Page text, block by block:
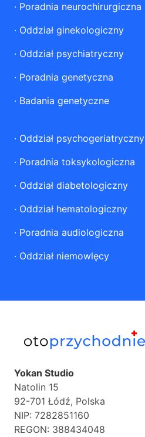
· Poradnia neurochirurgiczna
· Oddział ginekologiczny
· Oddział psychiatryczny
· Poradnia genetyczna
· Badania genetyczne
· Oddział psychogeriatryczny
· Poradnia toksykologiczna
· Oddział diabetologiczny
· Oddział hematologiczny
· Poradnia audiologiczna
· Oddział niemowlęcy
Yokan Studio
Natolin 15
92-701 Łódź, Polska
NIP: 7282851160
REGON: 388434048